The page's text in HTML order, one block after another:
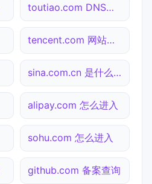
toutiao.com DNS解析
tencent.com 网站状态
sina.com.cn 是什么网站
alipay.com 怎么进入
sohu.com 怎么进入
github.com 备案查询